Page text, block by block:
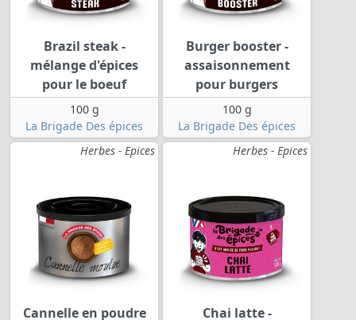
Brazil steak -
mélange d'épices
pour le boeuf
100 g
La Brigade Des épices
Burger booster -
assaisonnement
pour burgers
100 g
La Brigade Des épices
Herbes - Epices
Cannelle en poudre
Herbes - Epices
Chai latte -